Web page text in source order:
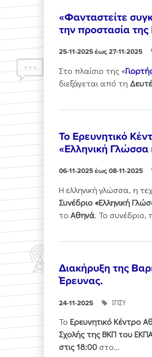
«Φανταστείτε
την προστασία
25-11-2025 έως 27-11-2025
Στo πλαίσιo της «
διεξάγεται από τη
Το Ερευνητικό
«Ελληνική Γλώσσα
06-11-2025 έως 08-11-2025
Η ελληνική γλώσσα, η
Συνέδριο «Ελληνική
το Αθηνά. Το συνέδριο,
Διακήρυξη της
Έρευνας.
24-11-2025 ΙΠΣΥ
Το Ερευνητικό Κέντρο
Σχολής της ΒΚΠ του
στις 18:00 στο...